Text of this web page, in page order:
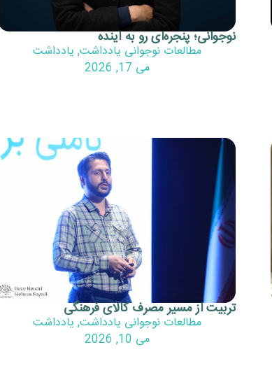
نوجوانی؛ پنجره‌ای رو به آینده
مطالعات نوجوانی یادداشت, یادداشت
می 17, 2026
تربیت از مسیر مصرف کالای فرهنگی
مطالعات نوجوانی یادداشت, یادداشت
می 10, 2026